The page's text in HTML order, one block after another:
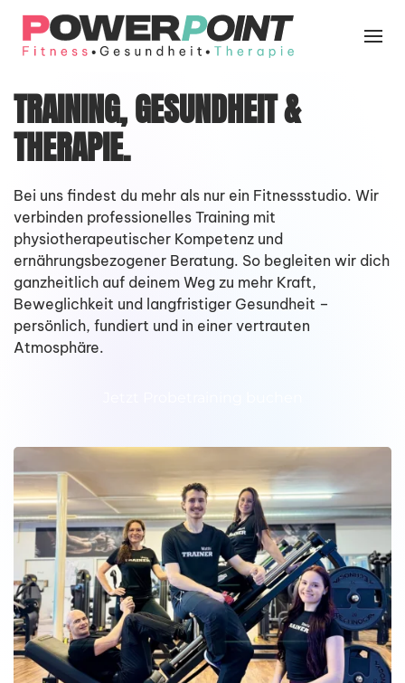
Skip
content
TRAINING, GESUNDHEIT &
THERAPIE.
Bei uns findest du mehr als nur ein Fitnessstudio. Wir
verbinden professionelles Training mit
physiotherapeutischer Kompetenz und
ernährungsbezogener Beratung. So begleiten wir dich
ganzheitlich auf deinem Weg zu mehr Kraft,
Beweglichkeit und langfristiger Gesundheit –
persönlich, fundiert und in einer vertrauten
Atmosphäre.